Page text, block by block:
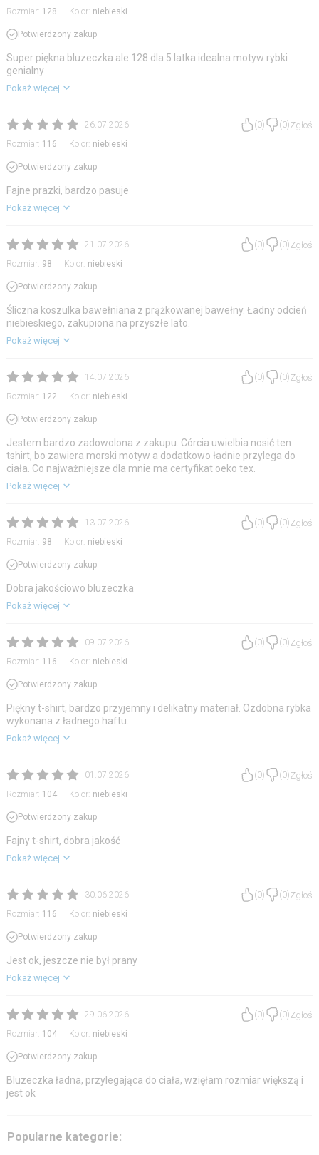
Rozmiar: 128 Kolor: niebieski
Potwierdzony zakup
Super piękna bluzeczka ale 128 dla 5 latka idealna motyw rybki
genialny
Pokaż więcej
26.07.2026 (0) (0)Zgłoś
Rozmiar: 116 Kolor: niebieski
Potwierdzony zakup
Fajne prazki, bardzo pasuje
Pokaż więcej
21.07.2026 (0) (0)Zgłoś
Rozmiar: 98 Kolor: niebieski
Potwierdzony zakup
Śliczna koszulka bawełniana z prążkowanej bawełny. Ładny odcień
niebieskiego, zakupiona na przyszłe lato.
Pokaż więcej
14.07.2026 (0) (0)Zgłoś
Rozmiar: 122 Kolor: niebieski
Potwierdzony zakup
Jestem bardzo zadowolona z zakupu. Córcia uwielbia nosić ten
tshirt, bo zawiera morski motyw a dodatkowo ładnie przylega do
ciała. Co najważniejsze dla mnie ma certyfikat oeko tex.
Pokaż więcej
13.07.2026 (0) (0)Zgłoś
Rozmiar: 98 Kolor: niebieski
Potwierdzony zakup
Dobra jakościowo bluzeczka
Pokaż więcej
09.07.2026 (0) (0)Zgłoś
Rozmiar: 116 Kolor: niebieski
Potwierdzony zakup
Piękny t-shirt, bardzo przyjemny i delikatny materiał. Ozdobna rybka
wykonana z ładnego haftu.
Pokaż więcej
01.07.2026 (0) (0)Zgłoś
Rozmiar: 104 Kolor: niebieski
Potwierdzony zakup
Fajny t-shirt, dobra jakość
Pokaż więcej
30.06.2026 (0) (0)Zgłoś
Rozmiar: 116 Kolor: niebieski
Potwierdzony zakup
Jest ok, jeszcze nie był prany
Pokaż więcej
29.06.2026 (0) (0)Zgłoś
Rozmiar: 104 Kolor: niebieski
Potwierdzony zakup
Bluzeczka ładna, przylegająca do ciała, wzięłam rozmiar większą i
jest ok
Popularne kategorie: